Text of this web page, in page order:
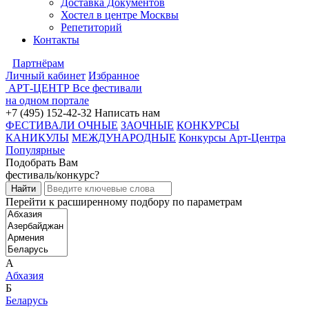
Доставка Документов
Хостел в центре Москвы
Репетиторий
Контакты
Партнёрам
Личный кабинет Избранное
АРТ-ЦЕНТР Все фестивали
на одном портале
+7 (495) 152-42-32 Написать нам
ФЕСТИВАЛИ ОЧНЫЕ ЗАОЧНЫЕ КОНКУРСЫ
КАНИКУЛЫ МЕЖДУНАРОДНЫЕ Конкурсы Арт-Центра
Популярные
Подобрать Вам
фестиваль/конкурс?
Перейти к расширенному подбору по параметрам
А
Абхазия
Б
Беларусь